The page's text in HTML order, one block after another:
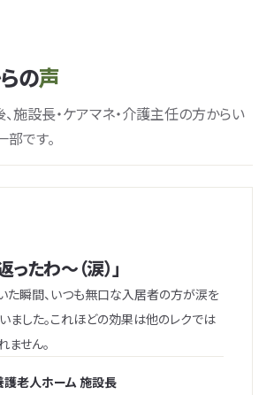
の声
施設長・ケアマネ・介護主任の方からい
です。
ったわ〜（涙）」
た瞬間、いつも無口な入居者の方が涙を
ました。これほどの効果は他のレクでは
ません。
護老人ホーム 施設長